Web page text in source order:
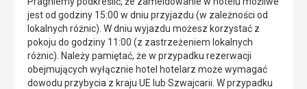
jest od godziny 15:00 w dniu przyjazdu (w zależności od
lokalnych różnic). W dniu wyjazdu możesz korzystać z
pokoju do godziny 11:00 (z zastrzeżeniem lokalnych
różnic). Należy pamiętać, że w przypadku rezerwacji
obejmujących wyłącznie hotel hotelarz może wymagać
dowodu przybycia z kraju UE lub Szwajcarii. W przypadku